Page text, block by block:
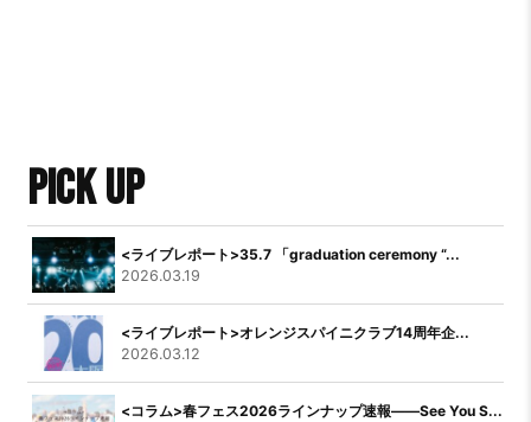
PICK UP
<ライブレポート>35.7 「graduation ceremony “...
2026.03.19
<ライブレポート>オレンジスパイニクラブ14周年企...
2026.03.12
<コラム>春フェス2026ラインナップ速報――See You S...